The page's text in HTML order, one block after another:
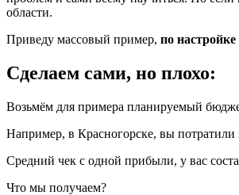
области.
Приведу массовый пример, по
Сделаем сами, но плохо:
Возьмём для примера планируемый
Например, в Красногорске, вы потратили
Средний чек с одной прибыли, у вас
Что мы получаем?